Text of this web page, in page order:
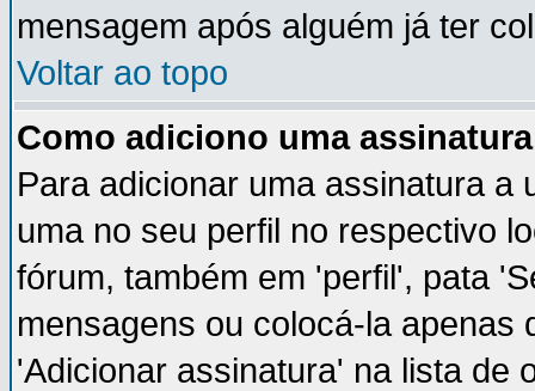
mensagem após alguém já ter
Voltar ao topo
Como adiciono uma
Para adicionar uma assinatura a
uma no seu perfil no respectivo
fórum, também em 'perfil', pata
mensagens ou colocá-la apenas
'Adicionar assinatura' na lista de